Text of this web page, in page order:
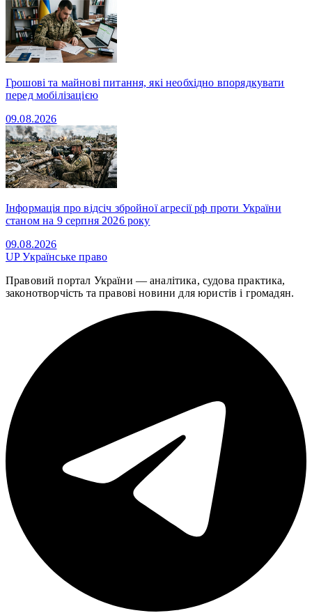
Грошові та майнові питання, які необхідно впорядкувати
перед мобілізацією
09.08.2026
Інформація про відсіч збройної агресії рф проти України
станом на 9 серпня 2026 року
09.08.2026
UPУкраїнське право
Правовий портал України — аналітика, судова практика,
законотворчість та правові новини для юристів і громадян.